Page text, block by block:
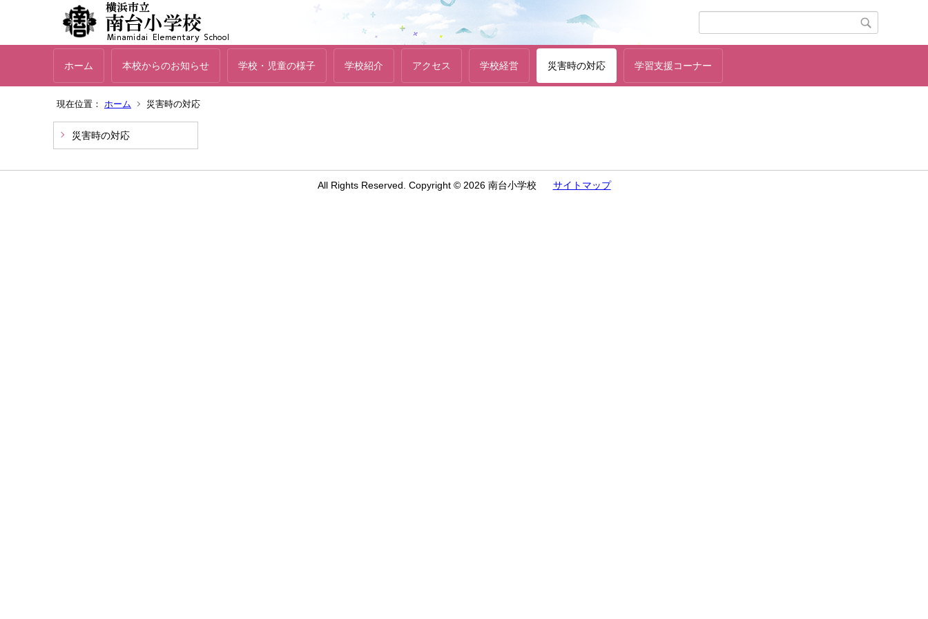
ホーム 本校からのお知らせ 学校・児童の様子 学校紹介 アクセス 学校経営 災害時の対応 学習支援コーナー
現在位置： ホーム 災害時の対応
災害時の対応
All Rights Reserved. Copyright © 2026 南台小学校 サイトマップ